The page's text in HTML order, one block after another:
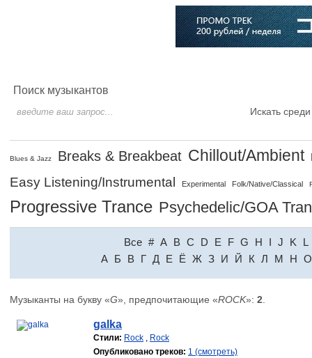
Поиск музыкантов
Искать
Blues & Jazz Breaks & Breakbeat Chillout/Ambient
Easy Listening/Instrumental Experimental Folk/Native/Classical
Progressive Trance Psychedelic/GOA
Все # A B C D E F G H I J K
L
A Б В Г Д Е Ё Ж З И Й К Л М Н О
Музыканты на букву «G», предпочитающие «ROCK»: 2
galka
Стили: Rock , Rock
Опубликовано треков: 1 (смотреть)